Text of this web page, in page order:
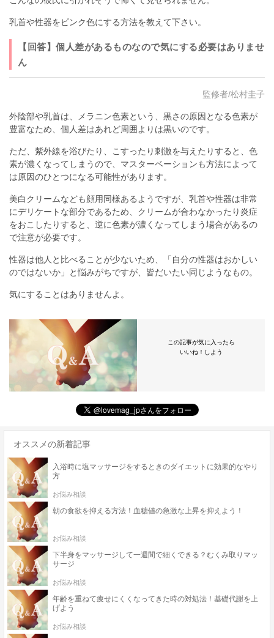
乳首や性器をピンク色にする方法を教えて下さい。
【回答】個人差があるものなので気にする必要はありませ
ん
監修者/松村圭子
外陰部や乳首は、メラニン色素という、黒さの原因となる色素が
豊富なため、個人差はあれど周囲よりは黒いのです。
ただ、紫外線を浴びたり、こすったり刺激を与えたりすると、色
素が濃くなってしまうので、マスターベーションも方法によって
は原因のひとつになる可能性があります。
美白クリームなども顔用同様あるようですが、乳首や性器は非常
にデリケートな部分であるため、クリームが合わなかったり炎症
をおこしたりすると、逆に色素が濃くなってしまう場合があるの
で注意が必要です。
性器は他人と比べることが少ないため、「自分の性器はおかしい
のではないか」と悩みがちですが、皆だいたい同じようなもの。
気にすることはありませんよ。
この記事が気に入ったら
いいね！しよう
オススメの新着記事
入浴時に塩マッサージをするときのダイエットに効果的なやり
方
お悩み相談
朝の食欲を抑える方法！血糖値の急激な上昇を抑えよう！
お悩み相談
下半身をマッサージして一週間で細くできる？むくみ取りマッ
サージ
お悩み相談
年齢を重ねて痩せにくくなってきた時の対処法！基礎代謝を上
げよう
お悩み相談